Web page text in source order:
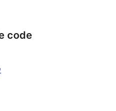
code